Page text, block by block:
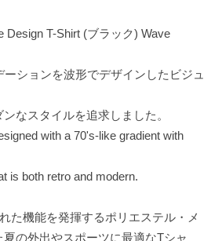
Design T-Shirt (ブラック) Wave
ションを波形でデザインしたビジュ
なスタイルを追求しました。
with a 70's-like gradient with
is both retro and modern.
た機能を発揮するポリエステル・メ
の外出やスポーツに最適なTシャ